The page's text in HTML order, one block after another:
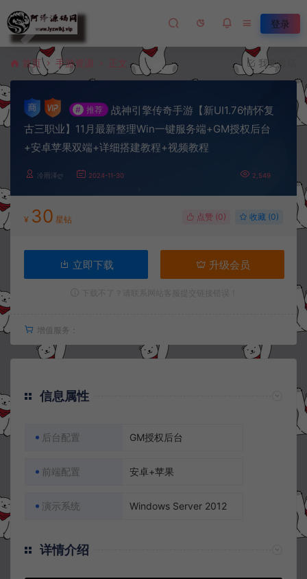
登录
首页 手游资源 正文 我要投稿
# 推荐
战神引擎传奇手游【新UI1.76情怀复
古三职业】11月最新整理Win一键服务端+GM授权后台
+安卓苹果双端+详细搭建教程+视频教程
冷雨泽ღ 2024-11-30 2,549
¥ 30 星钻 点赞 (0) 收藏 (0)
立即下载 升级会员
增值服务：
信息属性
后台配置 GM授权后台
前端配置 安卓+苹果
演示系统 Windows Server 2012
详情介绍